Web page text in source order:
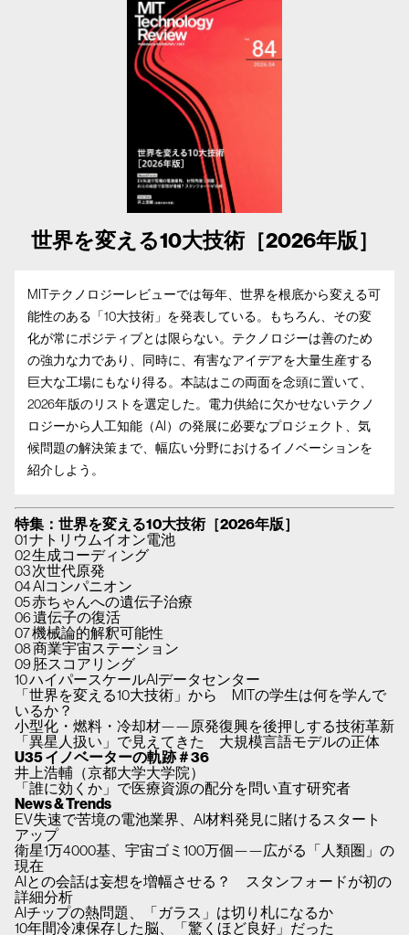
世界を変える10大技術［2026年版］
MITテクノロジーレビューでは毎年、世界を根底から変える可
能性のある「10大技術」を発表している。もちろん、その変
化が常にポジティブとは限らない。テクノロジーは善のため
の強力な力であり、同時に、有害なアイデアを大量生産する
巨大な工場にもなり得る。本誌はこの両面を念頭に置いて、
2026年版のリストを選定した。電力供給に欠かせないテクノ
ロジーから人工知能（AI）の発展に必要なプロジェクト、気
候問題の解決策まで、幅広い分野におけるイノベーションを
紹介しよう。
特集：世界を変える10大技術［2026年版］
01 ナトリウムイオン電池
02 生成コーディング
03 次世代原発
04 AIコンパニオン
05 赤ちゃんへの遺伝子治療
06 遺伝子の復活
07 機械論的解釈可能性
08 商業宇宙ステーション
09 胚スコアリング
10 ハイパースケールAIデータセンター
「世界を変える10大技術」から MITの学生は何を学んで
いるか？
小型化・燃料・冷却材——原発復興を後押しする技術革新
「異星人扱い」で見えてきた 大規模言語モデルの正体
U35 イノベーターの軌跡＃36
井上浩輔（京都大学大学院）
「誰に効くか」で医療資源の配分を問い直す研究者
News & Trends
EV失速で苦境の電池業界、AI材料発見に賭けるスタート
アップ
衛星1万4000基、宇宙ゴミ100万個——広がる「人類圏」の
現在
AIとの会話は妄想を増幅させる？ スタンフォードが初の
詳細分析
AIチップの熱問題、「ガラス」は切り札になるか
10年間冷凍保存した脳、「驚くほど良好」だった